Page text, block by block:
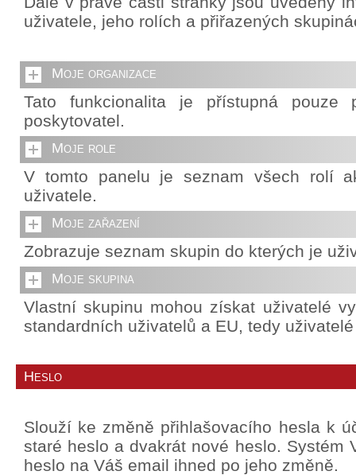
uživatele, jeho rolích a přiřazených
Moje organizace
Tato funkcionalita je přístupná
poskytovatel.
Moje role
V tomto panelu je seznam všech rolí
uživatele.
Moje zařazení
Zobrazuje seznam skupin do kterých je
Moje skupina
Vlastní skupinu mohou získat uživatelé
standardních uživatelů a EU, tedy
Heslo
Slouží ke změně přihlašovacího hesla k
staré heslo a dvakrát nové heslo. Systém
heslo na Váš email ihned po jeho změně.